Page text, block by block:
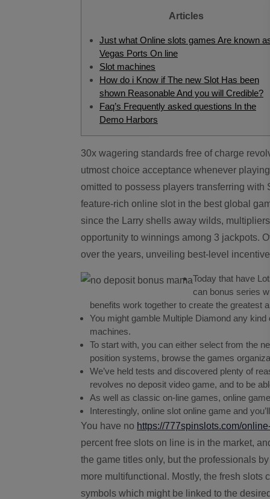
Articles
Just what Online slots games Are known
Vegas Ports On line
Slot machines
How do i Know if The new Slot Has been
shown Reasonable And you will Credible?
Faq’s Frequently asked questions In the
Demo Harbors
30x wagering standards free of charge revolves and you can 40x to possess incentives. The
utmost choice acceptance whenever
omitted to possess players transferring with
feature-rich online slot in the best global
since the Larry shells away wilds,
opportunity to winnings among 3 jackpots.
over the years, unveiling best-level
Today that have
can bonus series
benefits work together to create the greatest
You might gamble Multiple Diamond any
machines.
To start with, you can either select from the
position systems, browse the games
We’ve held tests and discovered plenty of
revolves no deposit video game, and to be
As well as classic on-line games, online
Interestingly, online slot online game and
You have no https://777spinslots.com/
percent free slots on line is in the market,
the game titles only, but the professionals
more multifunctional. Mostly, the fresh
symbols which might be linked to the